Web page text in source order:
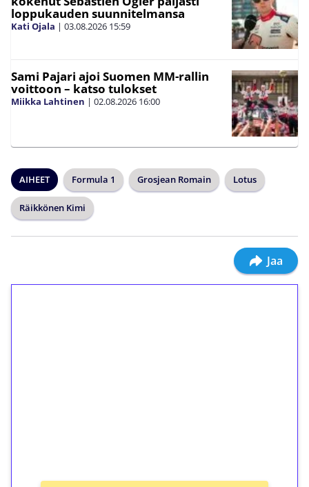
loppukauden suunnitelmansa
Kati Ojala | 03.08.2026 15:59
Sami Pajari ajoi Suomen MM-rallin
voittoon – katso tulokset
Miikka Lahtinen | 02.08.2026 16:00
AIHEET Formula 1 Grosjean Romain Lotus
Räikkönen Kimi
Jaa